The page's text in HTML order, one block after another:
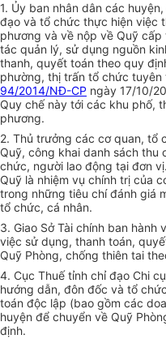
1. Ủy ban nhân dân các
đạo và tổ chức thực hiện việc
phương và về nộp về Quỹ
tác quản lý, sử dụng nguồn
thanh, quyết toán theo quy
phường, thị trấn tổ chức
94/2014/NĐ-CP ngày 17/10/
Quy chế này tới các khu phố,
phương.
2. Thủ trưởng các cơ quan, tổ
Quỹ, công khai danh sách thu
chức, người lao động tại đơn
Quỹ là nhiệm vụ chính trị của
trong những tiêu chí đánh giá
tổ chức, cá nhân.
3. Giao Sở Tài chính ban
việc sử dụng, thanh toán,
Quỹ Phòng, chống thiên tai
4. Cục Thuế tỉnh chỉ đạo Chi
hướng dẫn, đôn đốc và tổ
toán độc lập (bao gồm các
huyện để chuyển về Quỹ
định.